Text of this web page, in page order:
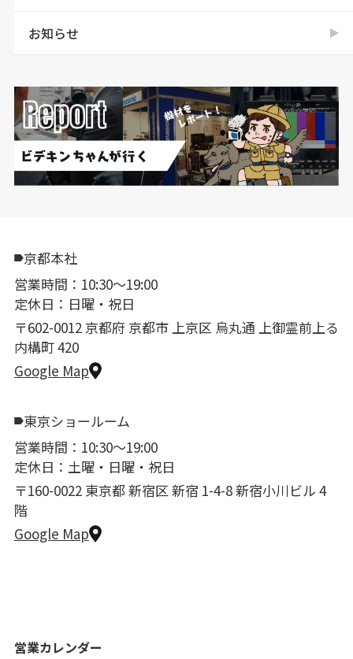
お知らせ
京都本社
営業時間：10:30〜19:00
定休日：日曜・祝日
〒602-0012 京都府 京都市 上京区 烏丸通 上御霊前上る
内構町 420
Google Map
東京ショールーム
営業時間：10:30〜19:00
定休日：土曜・日曜・祝日
〒160-0022 東京都 新宿区 新宿 1-4-8 新宿小川ビル 4
階
Google Map
営業カレンダー